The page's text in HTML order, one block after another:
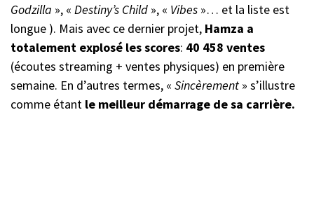
Godzilla », « Destiny’s Child », « Vibes »… et la liste est
longue ). Mais avec ce dernier projet, Hamza a
totalement explosé les scores: 40 458 ventes
(écoutes streaming + ventes physiques) en première
semaine. En d’autres termes, « Sincèrement » s’illustre
comme étant le meilleur démarrage de sa carrière.